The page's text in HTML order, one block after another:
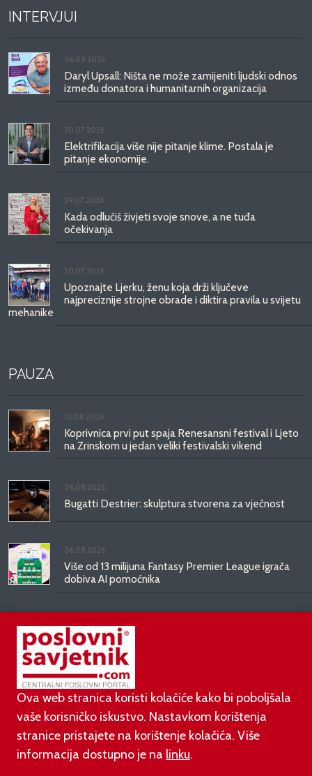
INTERVJUI
06.08.2026.
Daryl Upsall: Ništa ne može zamijeniti ljudski odnos
između donatora i humanitarnih organizacija
30.07.2026.
Elektrifikacija više nije pitanje klime. Postala je
pitanje ekonomije.
29.07.2026.
Kada odlučiš živjeti svoje snove, a ne tuđa
očekivanja
20.07.2026.
Upoznajte Ljerku, ženu koja drži ključeve
najpreciznije strojne obrade i diktira pravila u svijetu
mehanike
PAUZA
10.08.2026.
Koprivnica prvi put spaja Renesansni festival i Ljeto
na Zrinskom u jedan veliki festivalski vikend
06.08.2026.
Bugatti Destrier: skulptura stvorena za vječnost
06.08.2026.
Više od 13 milijuna Fantasy Premier League igrača
dobiva AI pomoćnika
Od doma do doma: IKEA predstavlja
KOMPISHÄNG, kolekciju koja seli s vama
Ova web stranica koristi kolačiće kako bi poboljšala
vaše korisničko iskustvo. Nastavkom korištenja
stranice pristajete na korištenje kolačića. Više
informacija dostupno je na linku.